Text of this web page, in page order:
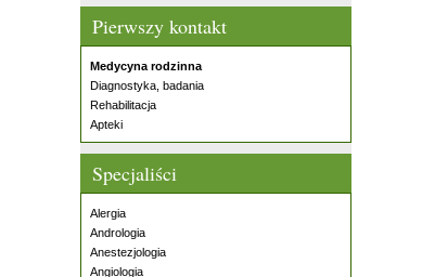
Pierwszy kontakt
Medycyna rodzinna
Diagnostyka, badania
Rehabilitacja
Apteki
Specjaliści
Alergia
Andrologia
Anestezjologia
Angiologia